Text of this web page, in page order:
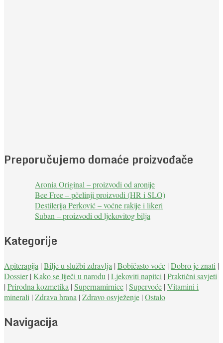
Preporučujemo domaće proizvođače
Aronia Original – proizvodi od aronije
Bee Free – pčelinji proizvodi (HR i SLO)
Destilerija Perković – voćne rakije i likeri
Suban – proizvodi od ljekovitog bilja
Kategorije
Apiterapija | Bilje u službi zdravlja | Bobičasto voće | Dobro je znati |
Dossier| Kako se liječi u narodu | Ljekoviti napitci | Praktični savjeti
| Prirodna kozmetika | Supernamirnice | Supervoće | Vitamini i
minerali | Zdrava hrana | Zdravo osvježenje | Ostalo
Navigacija